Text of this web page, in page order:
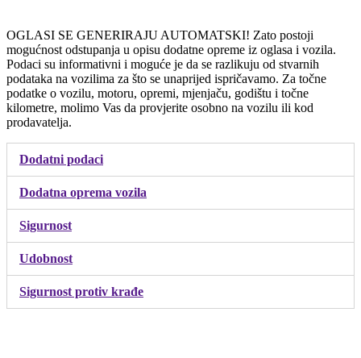
OGLASI SE GENERIRAJU AUTOMATSKI! Zato postoji
mogućnost odstupanja u opisu dodatne opreme iz oglasa i vozila.
Podaci su informativni i moguće je da se razlikuju od stvarnih
podataka na vozilima za što se unaprijed ispričavamo. Za točne
podatke o vozilu, motoru, opremi, mjenjaču, godištu i točne
kilometre, molimo Vas da provjerite osobno na vozilu ili kod
prodavatelja.
Dodatni podaci
Dodatna oprema vozila
Sigurnost
Udobnost
Sigurnost protiv krađe